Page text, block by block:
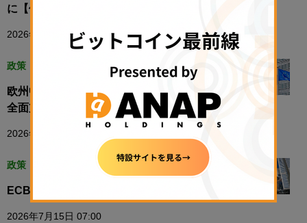
に【価格分析】
2026年5月1日 17:36
政策・規制
欧州中央銀行、暗号資産監督権限の一元化を
全面支持
2026年4月13日 18:15
政策・規制
ECB、デジタルユーロ実証に36社選定
2026年7月15日 07:00